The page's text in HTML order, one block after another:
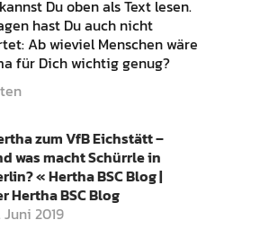
Du oben als Text lesen.
hast Du auch nicht
Ab wieviel Menschen wäre
für Dich wichtig genug?
zum VfB Eichstätt –
was macht Schürrle in
« Hertha BSC Blog |
Hertha BSC Blog
Juni 2019